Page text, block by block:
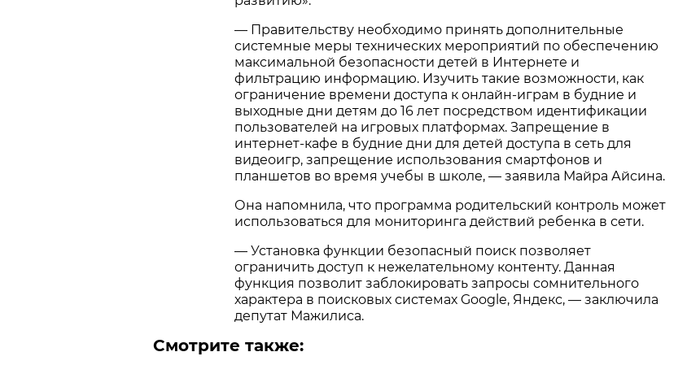
— Правительству необходимо принять дополнительные
системные меры технических мероприятий по обеспечению
максимальной безопасности детей в Интернете и
фильтрацию информацию. Изучить такие возможности, как
ограничение времени доступа к онлайн-играм в будние и
выходные дни детям до 16 лет посредством идентификации
пользователей на игровых платформах. Запрещение в
интернет-кафе в будние дни для детей доступа в сеть для
видеоигр, запрещение использования смартфонов и
планшетов во время учебы в школе, — заявила Майра Айсина.
Она напомнила, что программа родительский контроль может
использоваться для мониторинга действий ребенка в сети.
— Установка функции безопасный поиск позволяет
ограничить доступ к нежелательному контенту. Данная
функция позволит заблокировать запросы сомнительного
характера в поисковых системах Google, Яндекс, — заключила
депутат Мажилиса.
Смотрите также: